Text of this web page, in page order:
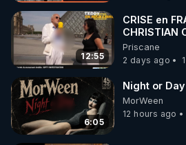
12:55
CRISE en
CHRISTIAN
une étrange
Priscane
2 days ago
6:05
Night or Day
MorWeen
12 hours ago